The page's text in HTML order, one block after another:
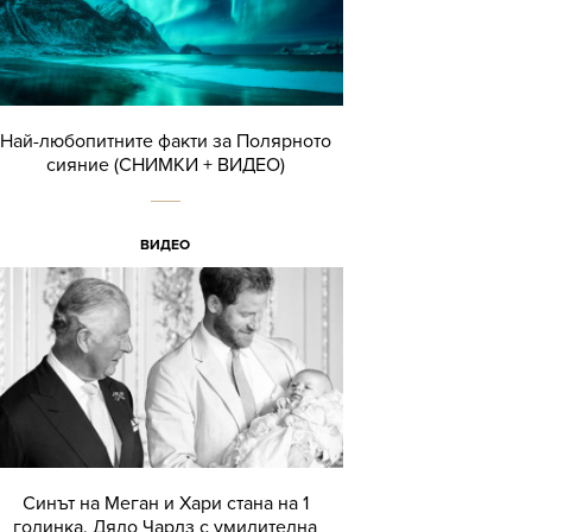
Най-любопитните факти за Полярното
сияние (СНИМКИ + ВИДЕО)
ВИДЕО
Синът на Меган и Хари стана на 1
годинка. Дядо Чарлз с умилителна